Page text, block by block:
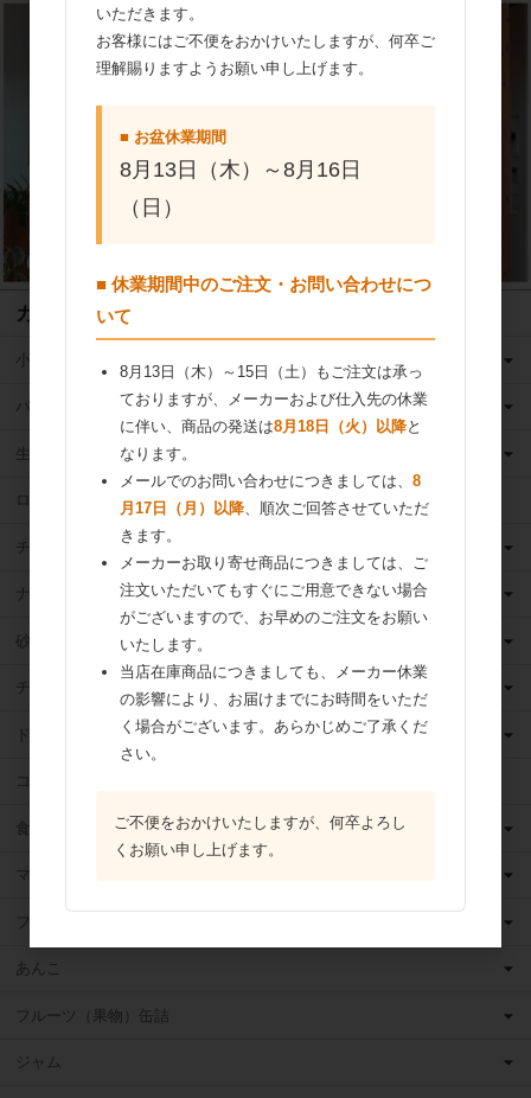
カテゴリ
小麦粉
バター
生クリーム
ロングライフ牛乳
チーズ
ナッツ
砂糖
チョコレート
ドライフルーツ
ココア
食用油
マーガリン
フィリング
あんこ
フルーツ（果物）缶詰
ジャム
いただきます。
お客様にはご不便をおかけいたしますが、何卒ご
理解賜りますようお願い申し上げます。
■ お盆休業期間
8月13日（木）～8月16日
（日）
■ 休業期間中のご注文・お問い合わせにつ
いて
8月13日（木）～15日（土）もご注文は承っ
ておりますが、メーカーおよび仕入先の休業
に伴い、商品の発送は8月18日（火）以降と
なります。
メールでのお問い合わせにつきましては、 8
月17日（月）以降、順次ご回答させていただ
きます。
メーカーお取り寄せ商品につきましては、ご
注文いただいてもすぐにご用意できない場合
がございますので、お早めのご注文をお願い
いたします。
当店在庫商品につきましても、メーカー休業
の影響により、お届けまでにお時間をいただ
く場合がございます。あらかじめご了承くだ
さい。
ご不便をおかけいたしますが、何卒よろし
くお願い申し上げます。